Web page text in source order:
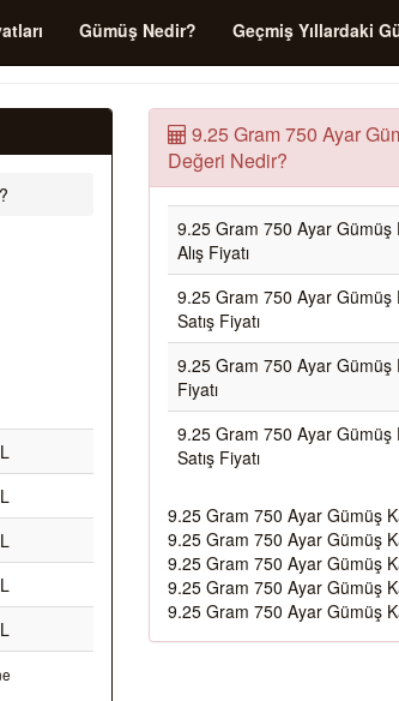
Gümüş Nedir? Geçmiş Yıllardaki
9.25 Gram 750 Ayar
Değeri Nedir?
9.25 Gram 750 Ayar Gümüş
Alış Fiyatı
9.25 Gram 750 Ayar Gümüş
Satış Fiyatı
9.25 Gram 750 Ayar Gümüş
Fiyatı
9.25 Gram 750 Ayar Gümüş
Satış Fiyatı
9.25 Gram 750 Ayar Gümüş
9.25 Gram 750 Ayar Gümüş
9.25 Gram 750 Ayar Gümüş
9.25 Gram 750 Ayar Gümüş
9.25 Gram 750 Ayar Gümüş